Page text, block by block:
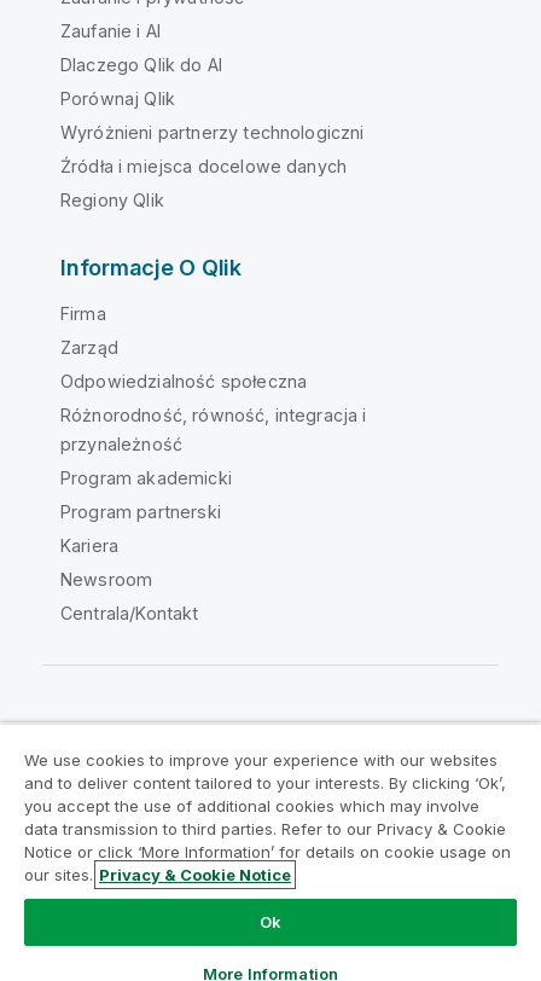
Zaufanie i AI
Dlaczego Qlik do AI
Porównaj Qlik
Wyróżnieni partnerzy technologiczni
Źródła i miejsca docelowe danych
Regiony Qlik
Informacje O Qlik
Firma
Zarząd
Odpowiedzialność społeczna
Różnorodność, równość, integracja i
przynależność
Program akademicki
Program partnerski
Kariera
Newsroom
Centrala/Kontakt
Umowy prawne
Warunki produktu
Legal Policies
Legal Policies
Warunki korzystania
Znaki towarowe
Do Not Share My Info
Copyright © 1993-2026 QlikTech International AB. Wszelkie
We use cookies to improve your experience with our websites
and to deliver content tailored to your interests. By clicking ‘Ok’,
you accept the use of additional cookies which may involve
data transmission to third parties. Refer to our Privacy & Cookie
Notice or click ‘More Information’ for details on cookie usage on
our sites. Privacy & Cookie Notice
Ok
More Information